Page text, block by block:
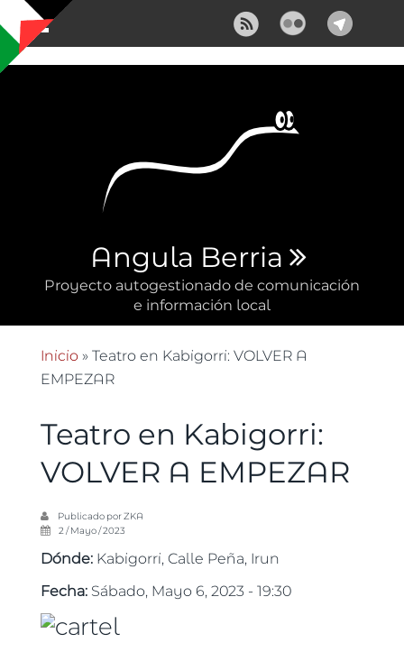
Pasar al contenido principal
Angula Berria
Proyecto autogestionado de comunicación
e información local
Se encuentra usted aquí
Inicio» Teatro en Kabigorri: VOLVER A
EMPEZAR
Teatro en Kabigorri:
VOLVER A EMPEZAR
Publicado porZKA
2 / Mayo / 2023
Dónde: Kabigorri, Calle Peña, Irun
Fecha: Sábado, Mayo 6, 2023 - 19:30